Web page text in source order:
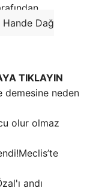
Dağ
TIKLAYIN
olur olmaz
Meclis’te